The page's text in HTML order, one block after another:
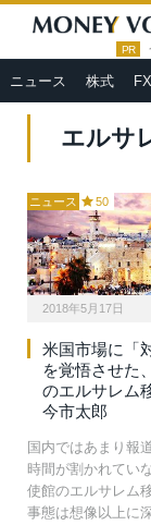
PR
ニュース 株式
HOME » エル
エルサ
ニュース 50
2018年5月17日
米国市場に「
を覚悟させた
のエルサレム
今市太郎
国内ではあまり報
時間が割かれてい
使館のエルサレム
事態は想像以上に